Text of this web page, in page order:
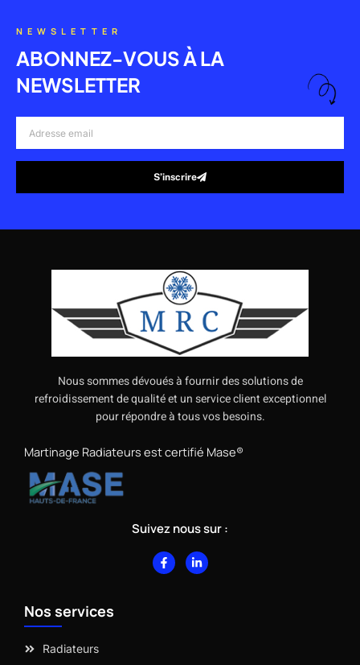
NEWSLETTER
ABONNEZ-VOUS À LA
NEWSLETTER
email
S’inscrire
Nous sommes dévoués à fournir des solutions de
refroidissement de qualité et un service client exceptionnel
pour répondre à tous vos besoins.
Martinage Radiateurs est certifié Mase®
Suivez nous sur :
F
a
c
L
i
n
Nos services
Radiateurs